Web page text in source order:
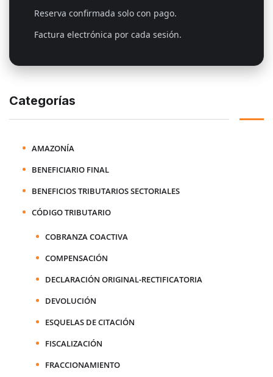
Reserva confirmada solo con pago.
Factura electrónica por cada sesión.
Categorías
AMAZONÍA
BENEFICIARIO FINAL
BENEFICIOS TRIBUTARIOS SECTORIALES
CÓDIGO TRIBUTARIO
COBRANZA COACTIVA
COMPENSACIÓN
DECLARACIÓN ORIGINAL-RECTIFICATORIA
DEVOLUCIÓN
ESQUELAS DE CITACIÓN
FISCALIZACIÓN
FRACCIONAMIENTO